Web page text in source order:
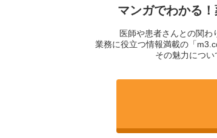
マンガでわかる
医師や患者さんとの関わ
業務に役立つ情報満載の「
その魅力につい